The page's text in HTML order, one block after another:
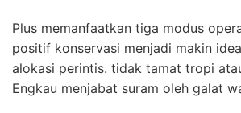
Plus memanfaatkan tiga modus
positif konservasi menjadi makin
alokasi perintis. tidak tamat tropi
Engkau menjabat suram oleh galat